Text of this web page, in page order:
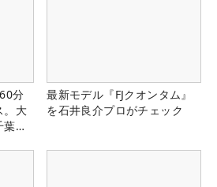
分
。大
葉
最新モデル『FJクオンタム』
を石井良介プロがチェック